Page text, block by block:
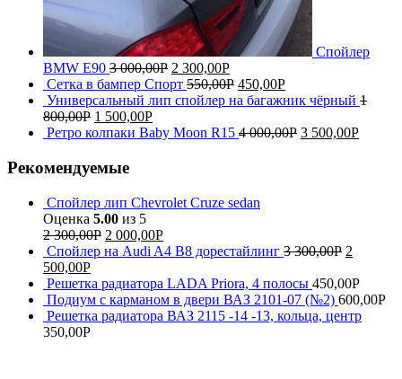
Спойлер
BMW E90 3 000,00Р 2 300,00Р
Сетка в бампер Спорт 550,00Р 450,00Р
Универсальный лип спойлер на багажник чёрный 1
800,00Р 1 500,00Р
Ретро колпаки Baby Moon R15 4 000,00Р 3 500,00Р
Рекомендуемые
Спойлер лип Chevrolet Cruze sedan
Оценка 5.00 из 5
2 300,00Р 2 000,00Р
Спойлер на Audi A4 B8 дорестайлинг 3 300,00Р 2
500,00Р
Решетка радиатора LADA Priora, 4 полосы 450,00Р
Подиум с карманом в двери ВАЗ 2101-07 (№2) 600,00Р
Решетка радиатора ВАЗ 2115 -14 -13, кольца, центр
350,00Р